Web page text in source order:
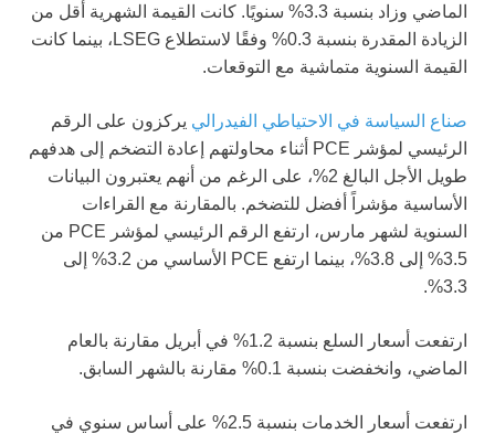
الماضي وزاد بنسبة 3.3% سنويًا. كانت القيمة الشهرية أقل من
الزيادة المقدرة بنسبة 0.3% وفقًا لاستطلاع LSEG، بينما كانت
القيمة السنوية متماشية مع التوقعات.
صناع السياسة في الاحتياطي الفيدرالي يركزون على الرقم
الرئيسي لمؤشر PCE أثناء محاولتهم إعادة التضخم إلى هدفهم
طويل الأجل البالغ 2%، على الرغم من أنهم يعتبرون البيانات
الأساسية مؤشراً أفضل للتضخم. بالمقارنة مع القراءات
السنوية لشهر مارس، ارتفع الرقم الرئيسي لمؤشر PCE من
3.5% إلى 3.8%، بينما ارتفع PCE الأساسي من 3.2% إلى
3.3%.
ارتفعت أسعار السلع بنسبة 1.2% في أبريل مقارنة بالعام
الماضي، وانخفضت بنسبة 0.1% مقارنة بالشهر السابق.
ارتفعت أسعار الخدمات بنسبة 2.5% على أساس سنوي في